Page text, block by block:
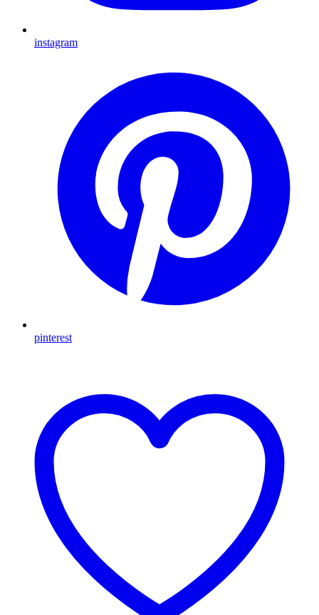
instagram
pinterest